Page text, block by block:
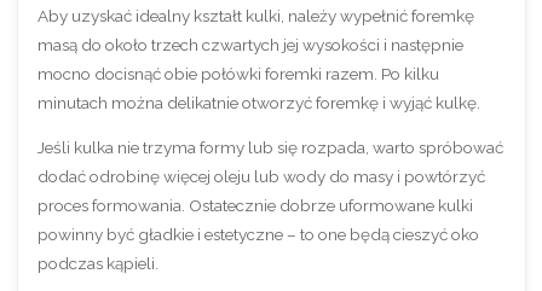
Aby uzyskać idealny kształt kulki, należy wypełnić foremkę
masą do około trzech czwartych jej wysokości i następnie
mocno docisnąć obie połówki foremki razem. Po kilku
minutach można delikatnie otworzyć foremkę i wyjąć kulkę.
Jeśli kulka nie trzyma formy lub się rozpada, warto spróbować
dodać odrobinę więcej oleju lub wody do masy i powtórzyć
proces formowania. Ostatecznie dobrze uformowane kulki
powinny być gładkie i estetyczne – to one będą cieszyć oko
podczas kąpieli.